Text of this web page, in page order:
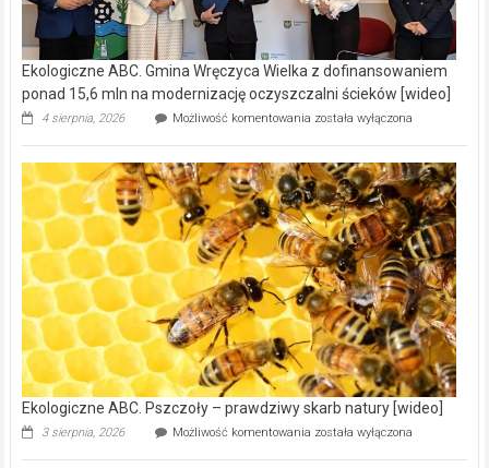
Ekologiczne ABC. Gmina Wręczyca Wielka z dofinansowaniem
ponad 15,6 mln na modernizację oczyszczalni ścieków [wideo]
4 sierpnia, 2026 Możliwość komentowania Ekologiczne
Wręczyca
Wielka
z
dofinansowaniem
ponad
15,6
mln
na
modernizację
oczyszczalni
ścieków
[wideo]
została wyłączona
Ekologiczne ABC. Pszczoły – prawdziwy skarb natury [wideo]
3 sierpnia, 2026 Możliwość komentowania Ekologiczne
została wyłączona